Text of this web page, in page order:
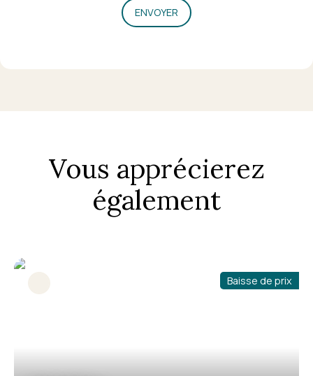
ENVOYER
Vous apprécierez
également
Baisse de prix